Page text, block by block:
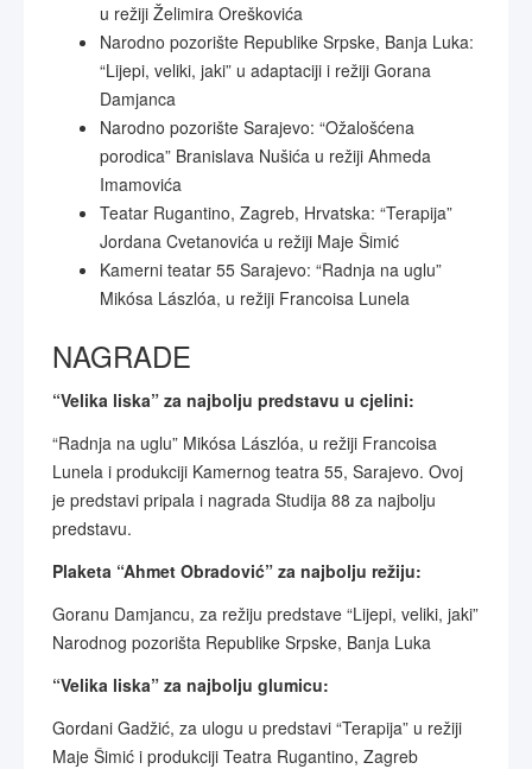
u režiji Želimira Oreškovića
Narodno pozorište Republike Srpske, Banja Luka:
“Lijepi, veliki, jaki” u adaptaciji i režiji Gorana
Damjanca
Narodno pozorište Sarajevo: “Ožalošćena
porodica” Branislava Nušića u režiji Ahmeda
Imamovića
Teatar Rugantino, Zagreb, Hrvatska: “Terapija”
Jordana Cvetanovića u režiji Maje Šimić
Kamerni teatar 55 Sarajevo: “Radnja na uglu”
Mikósa Lászlóa, u režiji Francoisa Lunela
NAGRADE
“Velika liska” za najbolju predstavu u cjelini:
“Radnja na uglu” Mikósa Lászlóa, u režiji Francoisa
Lunela i produkciji Kamernog teatra 55, Sarajevo. Ovoj
je predstavi pripala i nagrada Studija 88 za najbolju
predstavu.
Plaketa “Ahmet Obradović” za najbolju režiju:
Goranu Damjancu, za režiju predstave “Lijepi, veliki, jaki”
Narodnog pozorišta Republike Srpske, Banja Luka
“Velika liska” za najbolju glumicu:
Gordani Gadžić, za ulogu u predstavi “Terapija” u režiji
Maje Šimić i produkciji Teatra Rugantino, Zagreb